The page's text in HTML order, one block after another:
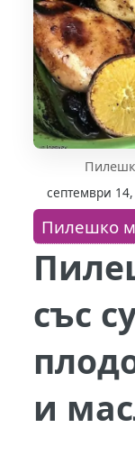
септември
Пилешко
със
и